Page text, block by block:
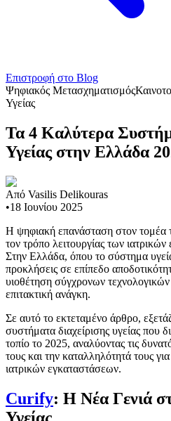
Επιστροφή στο Blog
Ψηφιακός Μετασχηματισμός
Υγείας
Τα 4 Καλύτερα
Υγείας στην Ελλάδα
Από Vasilis Delikouras
•18 Ιουνίου 2025
Η ψηφιακή επανάσταση στον τομέα
τον τρόπο λειτουργίας των
Στην Ελλάδα, όπου το σύστημα
προκλήσεις σε επίπεδο
υιοθέτηση σύγχρονων
επιτακτική ανάγκη.
Σε αυτό το εκτεταμένο άρθρο,
συστήματα διαχείρισης υγείας που
τοπίο το 2025, αναλύοντας τις
τους και την καταλληλότητά τους
ιατρικών εγκαταστάσεων.
Curify: Η Νέα Γενιά